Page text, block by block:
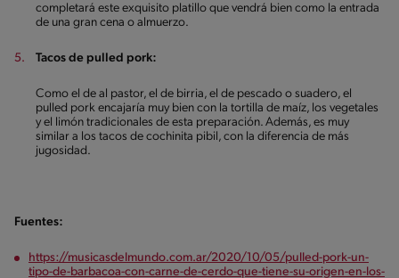
completará este exquisito platillo que vendrá bien como la entrada
de una gran cena o almuerzo.
Tacos de pulled pork:
Como el de al pastor, el de birria, el de pescado o suadero, el
pulled pork encajaría muy bien con la tortilla de maíz, los vegetales
y el limón tradicionales de esta preparación. Además, es muy
similar a los tacos de cochinita pibil, con la diferencia de más
jugosidad.
Fuentes:
https://musicasdelmundo.com.ar/2020/10/05/pulled-pork-un-
tipo-de-barbacoa-con-carne-de-cerdo-que-tiene-su-origen-en-los-